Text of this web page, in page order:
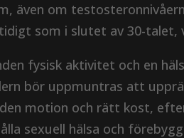
även om
som i slutet av 30-talet,
fysisk aktivitet och en
bör uppmuntras att
motion och rätt kost,
sexuell hälsa och